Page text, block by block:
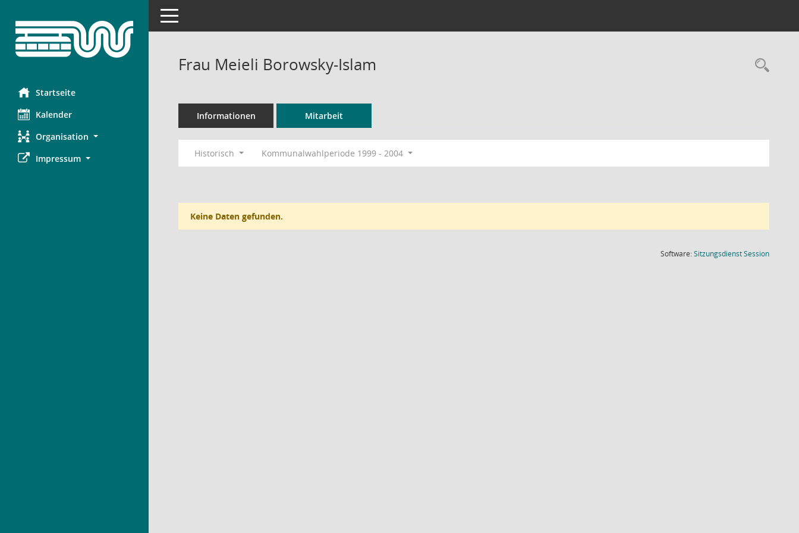
Startseite
Kalender
Organisation
Impressum
Toggle navigation
Frau Meieli Borowsky-Islam
Informationen Mitarbeit
Historisch Kommunalwahlperiode 1999 - 2004
Keine Daten gefunden.
Software:SitzungsdienstSession(Wird in